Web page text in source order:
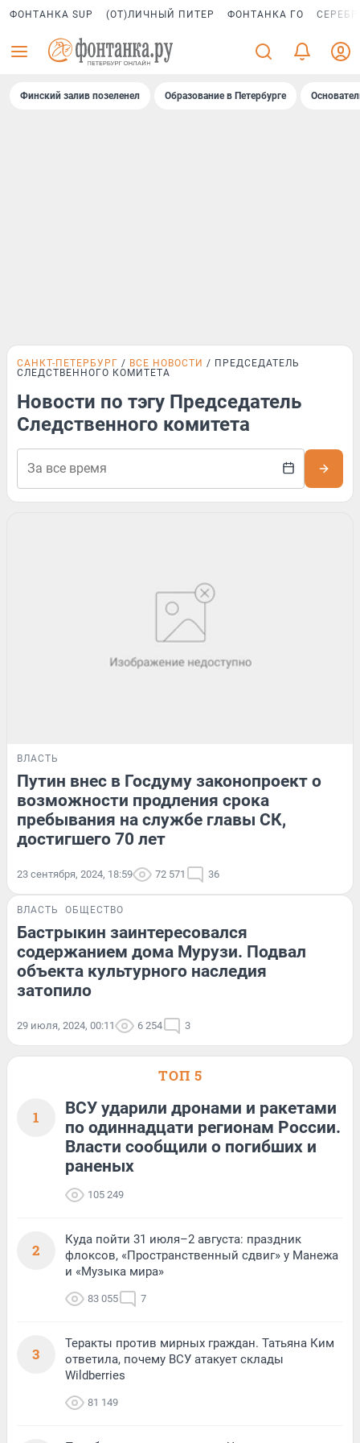
ФОНТАНКА SUP (ОТ)ЛИЧНЫЙ ПИТЕР ФОНТАНКА ГО
Финский залив позеленел Образование в Петербурге
САНКТ-ПЕТЕРБУРГ ВСЕ НОВОСТИ
ПРЕДСЕДАТЕЛЬ
СЛЕДСТВЕННОГО КОМИТЕТА
Новости по тэгу Председатель
Следственного комитета
ВЛАСТЬ
Путин внес в Госдуму законопроект о
возможности продления срока
пребывания на службе главы СК,
достигшего 70 лет
23 сентября, 2024, 18:59 72 571 36
ВЛАСТЬ ОБЩЕСТВО
Бастрыкин заинтересовался
содержанием дома Мурузи. Подвал
объекта культурного наследия
затопило
29 июля, 2024, 00:11 6 254 3
ТОП 5
1
ВСУ ударили дронами и ракетами
по одиннадцати регионам России.
Власти сообщили о погибших и
раненых
105 249
2
Куда пойти 31 июля–2 августа: праздник
флоксов, «Пространственный сдвиг» у Манежа
и «Музыка мира»
83 055 7
3
Теракты против мирных граждан. Татьяна Ким
ответила, почему ВСУ атакует склады
Wildberries
81 149